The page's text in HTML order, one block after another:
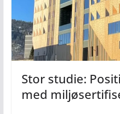
Stor studie:
med